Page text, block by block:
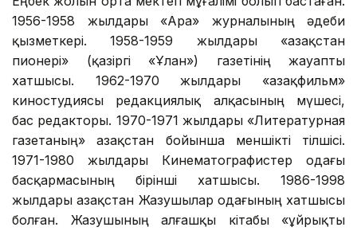
1956-1958 жылдары «Ара» журналының әдеби
қызметкері. 1958-1959 жылдары «Қазақстан
пионері» (қазіргі «Ұлан») газетінің жауапты
хатшысы. 1962-1970 жылдары «Қазақфильм»
киностудиясы редакциялық алқасының мүшесі,
бас редакторы. 1970-1971 жылдары «Литературная
газетаның» Қазақстан бойынша меншікті тілшісі.
1971-1980 жылдары Кинематографистер одағы
басқармасының бірінші хатшысы. 1986-1998
жылдары Қазақстан Жазушылар одағының хатшысы
болған. Жазушының алғашқы кітабы «Құйрықты